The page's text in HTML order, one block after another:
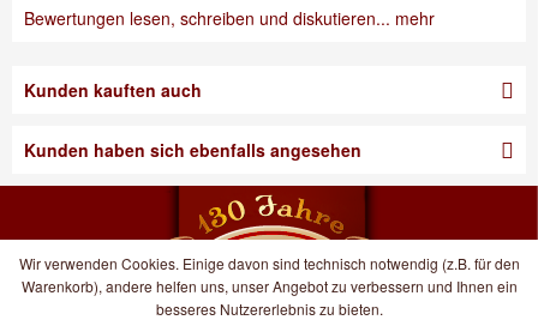
Bewertungen lesen, schreiben und diskutieren... mehr
Kunden kauften auch
Kunden haben sich ebenfalls angesehen
Wir verwenden Cookies. Einige davon sind technisch notwendig (z.B. für den
Warenkorb), andere helfen uns, unser Angebot zu verbessern und Ihnen ein
besseres Nutzererlebnis zu bieten.